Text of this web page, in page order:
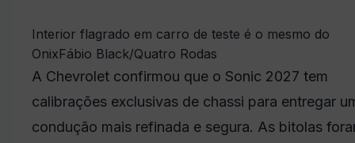
Interior flagrado em carro de teste é o mesmo do
OnixFábio Black/Quatro Rodas
A Chevrolet confirmou que o Sonic 2027 tem
calibrações exclusivas de chassi para entregar
condução mais refinada e segura. As bitolas